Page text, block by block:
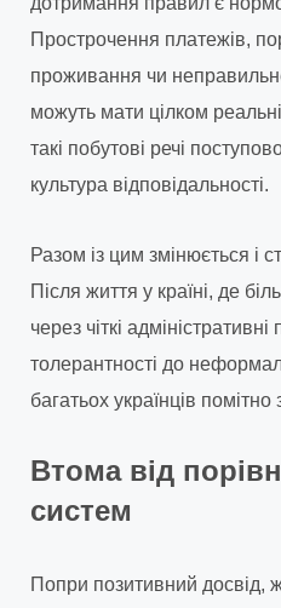
Прострочення платежів,
проживання чи
можуть мати цілком
такі побутові речі
культура відповідальності.
Разом із цим змінюється і
Після життя у країні, де
через чіткі
толерантності до
багатьох українців помітно
Втома від
систем
Попри позитивний досвід,